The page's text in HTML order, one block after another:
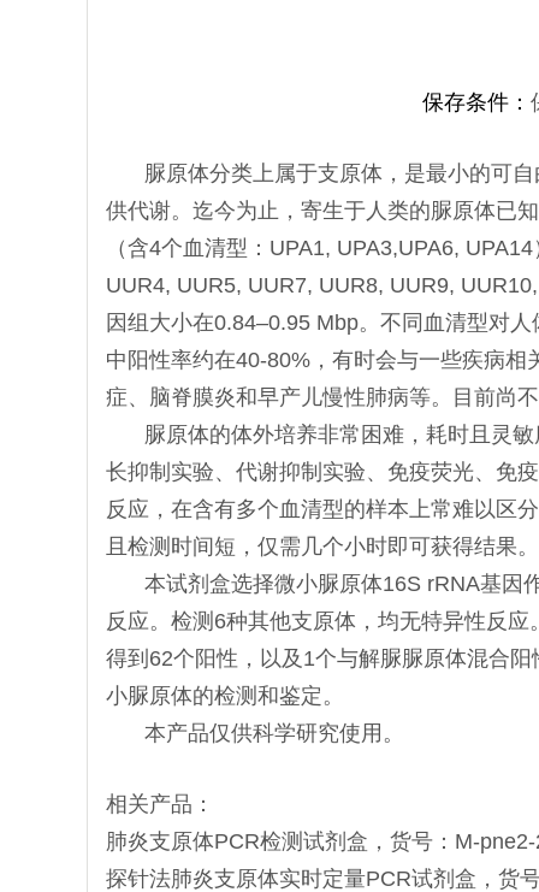
保存条件：
脲原体分类上属于支原体，是最小的可
供代谢。迄今为止，寄生于人类的脲原体已
（含4个血清型：UPA1, UPA3,UPA6,
UUR4, UUR5, UUR7, UUR8, UUR9,
因组大小在0.84–0.95 Mbp。不同血清型对
中阳性率约在40-80%，有时会与一些疾病
症、脑脊膜炎和早产儿慢性肺病等。目前尚
脲原体的体外培养非常困难，耗时且灵
长抑制实验、代谢抑制实验、免疫荧光、免
反应，在含有多个血清型的样本上常难以区
且检测时间短，仅需几个小时即可获得结果。
本试剂盒选择微小脲原体16S rRNA基因
反应。检测6种其他支原体，均无特异性反
得到62个阳性，以及1个与解脲脲原体混合
小脲原体的检测和鉴定。
本产品仅供科学研究使用。
相关产品：
肺炎支原体PCR检测试剂盒，货号：M-
探针法肺炎支原体实时定量PCR试剂盒，货